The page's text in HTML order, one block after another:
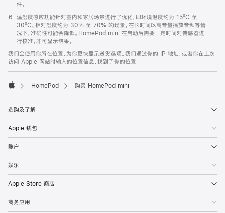
件。
温湿度感应功能针对室内和家居场景进行了优化，即环境温度约为 15ºC 至
30ºC、相对湿度约为 30% 至 70% 的场景。在长时间以高音量播放音频等情
况下，准确性可能会降低。HomePod mini 在启动后需要一定时间对传感器进
行校准，才可显示结果。
我们会使用你所在位置，为你更快显示送货选项。我们通过你的 IP 地址，或者你在上次
访问 Apple 网站时输入的位置信息，找到了你的位置。
HomePod 购买 HomePod mini
选购及了解
Apple 钱包
账户
娱乐
Apple Store 商店
商务应用